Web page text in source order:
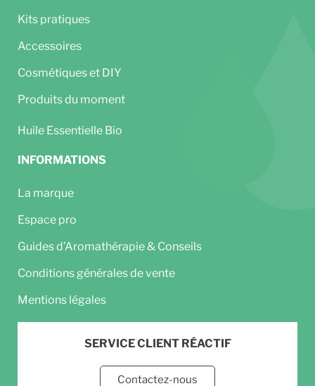
Kits pratiques
Accessoires
Cosmétiques et DIY
Produits du moment
Huile Essentielle Bio
INFORMATIONS
La marque
Espace pro
Guides d’Aromathérapie & Conseils
Conditions générales de vente
Mentions légales
SERVICE CLIENT RÉACTIF
Contactez-nous